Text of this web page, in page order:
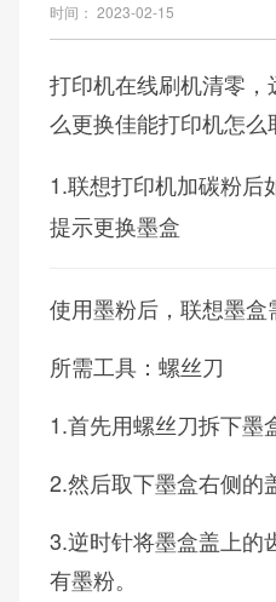
时间： 2023-02-15
打印机在线刷机清零
么更换佳能打印机怎么
1.联想打印机加碳粉后
提示更换墨盒
使用墨粉后，联想墨盒
所需工具：螺丝刀
1.首先用螺丝刀拆下墨
2.然后取下墨盒右侧的
3.逆时针将墨盒盖上的
有墨粉。